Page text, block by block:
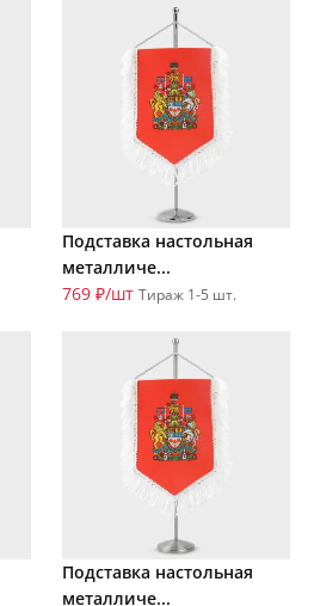
Подставка настольная
металличе...
769 ₽/шт Тираж 1-5 шт.
Подставка настольная
металличе...